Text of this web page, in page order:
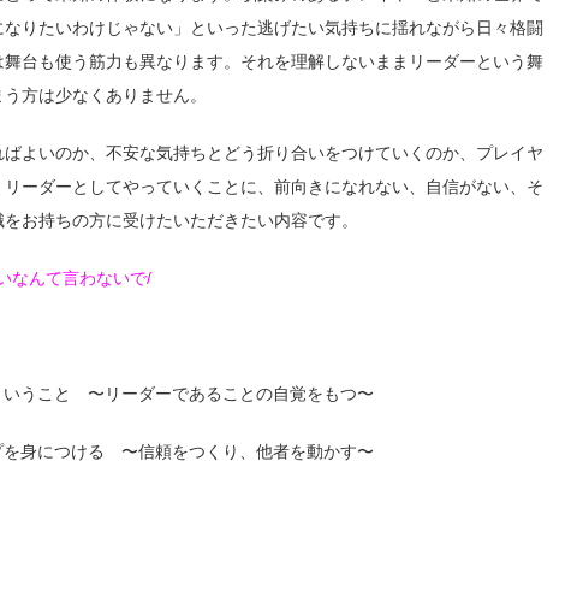
りたいわけじゃない」といった逃げたい気持ちに揺れながら日々格闘
台も使う筋力も異なります。それを理解しないままリーダーという舞
方は少なくありません。
よいのか、不安な気持ちとどう折り合いをつけていくのか、プレイヤ
ーダーとしてやっていくことに、前向きになれない、自信がない、そ
お持ちの方に受けたいただきたい内容です。
なんて言わないで/
うこと 〜リーダーであることの自覚をもつ〜
身につける 〜信頼をつくり、他者を動かす〜